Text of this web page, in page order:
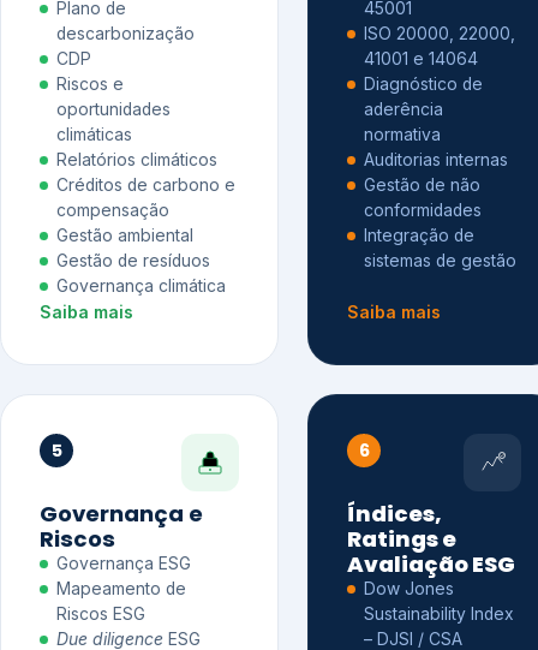
Plano de
descarbonização
CDP
Riscos e
oportunidades
climáticas
Relatórios climáticos
Créditos de carbono e
compensação
Gestão ambiental
Gestão de resíduos
Governança climática
Saiba mais
45001
ISO 20000, 22000,
41001 e 14064
Diagnóstico de
aderência
normativa
Auditorias internas
Gestão de não
conformidades
Integração de
sistemas de gestão
Saiba mais
5
Governança e
Riscos
Governança ESG
Mapeamento de
Riscos ESG
Due diligence ESG
6
Índices,
Ratings e
Avaliação ESG
Dow Jones
Sustainability Index
– DJSI / CSA